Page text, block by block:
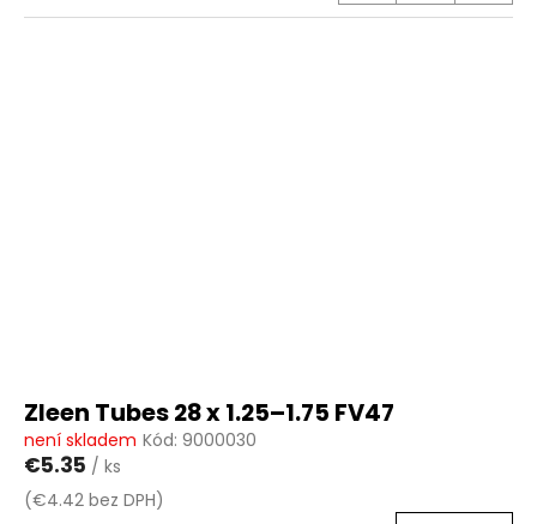
Zleen Tubes 28 x 1.25–1.75 FV47
není skladem Kód: 9000030
€5.35 / ks
(€4.42 bez DPH)